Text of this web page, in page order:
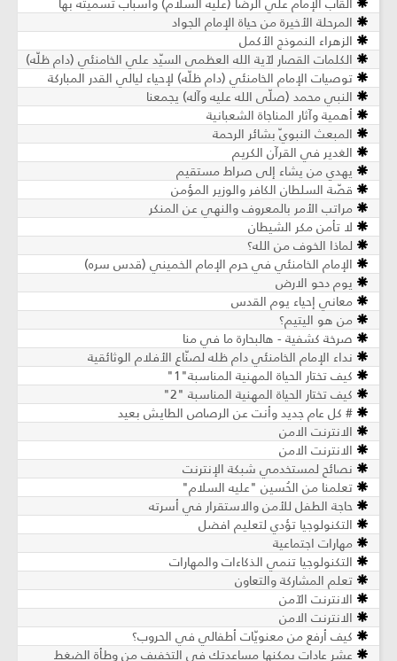
المرحلة الأخيرة من حياة الإمام الجواد
الزهراء النموذج الأكمل
الكلمات القصار لآية الله العظمى السيّد علي الخامنئي (دام ظلّه)
توصيات الإمام الخامنئي (دام ظلّه) لإحياء ليالي القدر المباركة
النبي محمد (صلّى الله عليه وآله) يجمعنا
أهمية وآثار المناجاة الشعبانية
المبعث النبويّ بشائر الرحمة
الغدير في القرآن الكريم
يهدي من يشاء إلى صراط مستقيم
قصّة السلطان الكافر والوزير المؤمن
مراتب الأمر بالمعروف والنهي عن المنكر
لا تأمن مكر الشيطان
لماذا الخوف من الله؟
الإمام الخامنئي في حرم الإمام الخميني (قدس سره)
يوم دحو الارض
معاني إحياء يوم القدس
من هو اليتيم؟
صرخة كشفية - هالبحارة ما في منا
نداء الإمام الخامنئي دام ظله لصنّاع الأفلام الوثائقية
كيف تختار الحياة المهنية المناسبة"1"
كيف تختار الحياة المهنية المناسبة "2"
# كل عام جديد وأنت عن الرصاص الطايش بعيد
الانترنت الامن
الانترنت الامن
نصائح لمستخدمي شبكة الإنترنت
تعلمنا من الحُسين "عليه السلام"
حاجة الطفل للأمن والاستقرار في أسرته
التكنولوجيا تؤدي لتعليم افضل
مهارات اجتماعية
التكنولوجيا تنمي الذكاءات والمهارات
تعلم المشاركة والتعاون
الانترنت الآمن
الانترنت الامن
كيف أرفع من معنويّات أطفالي في الحروب؟
عشر عاداتٍ يمكنها مساعدتك في التخفيف من وطأة الضغط